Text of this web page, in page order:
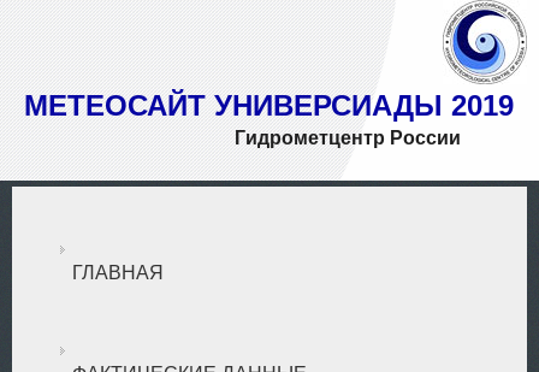
МЕТЕОСАЙТ УНИВЕРСИАДЫ 2019
Гидрометцентр России
ГЛАВНАЯ